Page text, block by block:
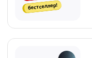
бестселлер!